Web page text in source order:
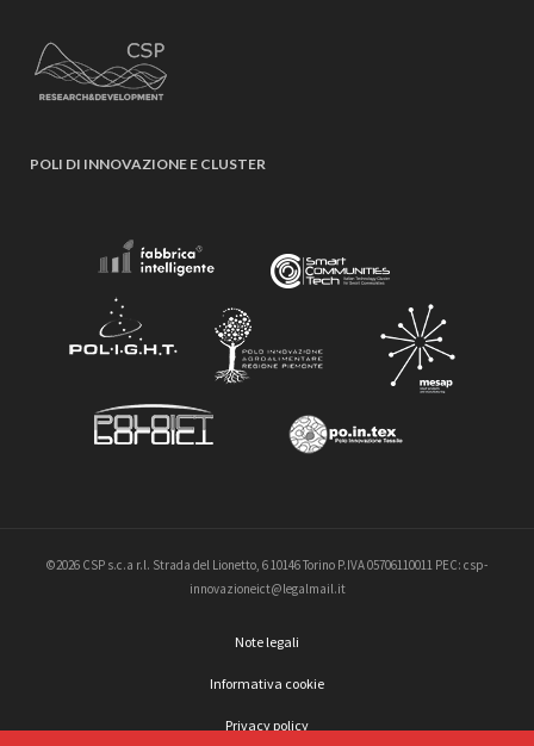
POLI DI INNOVAZIONE E CLUSTER
©2026 CSP s.c.a r.l. Strada del Lionetto, 6 10146 Torino P.IVA 05706110011 PEC: csp-
innovazioneict@legalmail.it
Note legali
Informativa cookie
Privacy policy